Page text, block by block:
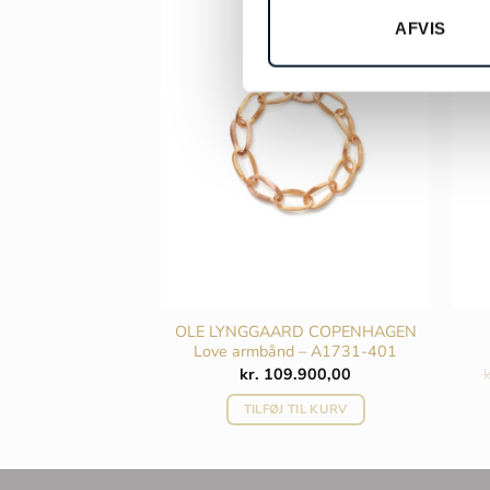
AFVIS
OLE LYNGGAARD COPENHAGEN
Love armbånd – A1731-401
kr. 109.900,00
TILFØJ TIL KURV